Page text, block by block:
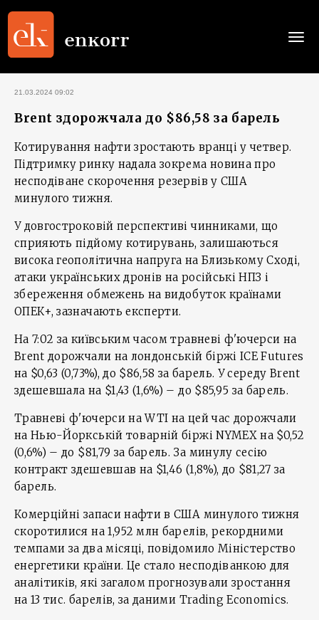
21.03.2024 09:02
Brent здорожчала до $86,58 за барель
Котирування нафти зростають вранці у четвер.
Підтримку ринку надала зокрема новина про
несподіване скорочення резервів у США
минулого тижня.
У довгостроковій перспективі чинниками, що
сприяють підйому котирувань, залишаються
висока геополітична напруга на Близькому Сході,
атаки українських дронів на російські НПЗ і
збереження обмежень на видобуток країнами
ОПЕК+, зазначають експерти.
На 7:02 за київським часом травневі ф'ючерси на
Brent дорожчали на лондонській біржі ICE Futures
на $0,63 (0,73%), до $86,58 за барель. У середу Brent
здешевшала на $1,43 (1,6%) – до $85,95 за барель.
Травневі ф'ючерси на WTI на цей час дорожчали
на Нью-Йоркській товарній біржі NYMEX на $0,52
(0,6%) – до $81,79 за барель. За минулу сесію
контракт здешевшав на $1,46 (1,8%), до $81,27 за
барель.
Комерційні запаси нафти в США минулого тижня
скоротилися на 1,952 млн барелів, рекордними
темпами за два місяці, повідомило Міністерство
енергетики країни. Це стало несподіванкою для
аналітиків, які загалом прогнозували зростання
на 13 тис. барелів, за даними Trading Economics.